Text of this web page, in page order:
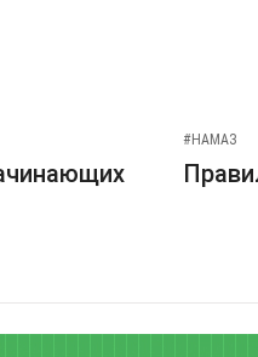
#НАМАЗ